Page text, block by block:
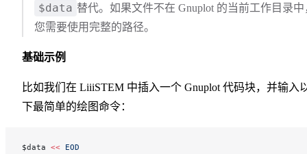
$data 替代。如果文件不在 Gnuplot 的当前工作目录中
您需要使用完整的路径。
基础示例
比如我们在 LiiiSTEM 中插入一个 Gnuplot 代码块，并输入
下最简单的绘图命令：
$data << EOD